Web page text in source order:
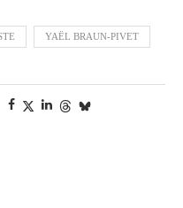
YAËL BRAUN-PIVET